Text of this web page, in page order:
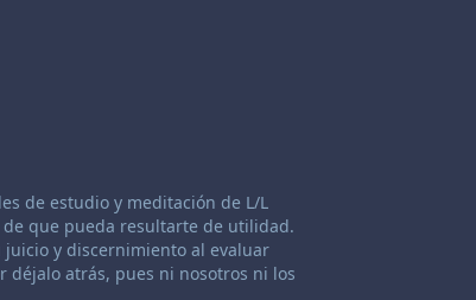
de estudio y meditación de L/L
de que pueda resultarte de utilidad.
y discernimiento al evaluar
déjalo atrás, pues ni nosotros ni los